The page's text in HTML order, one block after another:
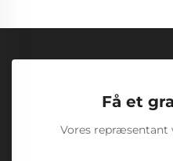
Få et
Vores repræsentant